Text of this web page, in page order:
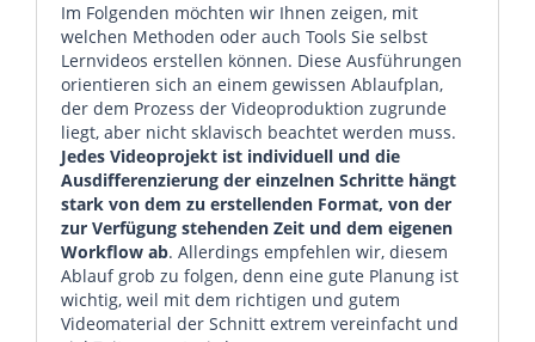
Im Folgenden möchten wir Ihnen zeigen, mit
welchen Methoden oder auch Tools Sie selbst
Lernvideos erstellen können. Diese Ausführungen
orientieren sich an einem gewissen Ablaufplan,
der dem Prozess der Videoproduktion zugrunde
liegt, aber nicht sklavisch beachtet werden muss.
Jedes Videoprojekt ist individuell und die
Ausdifferenzierung der einzelnen Schritte hängt
stark von dem zu erstellenden Format, von der
zur Verfügung stehenden Zeit und dem eigenen
Workflow ab. Allerdings empfehlen wir, diesem
Ablauf grob zu folgen, denn eine gute Planung ist
wichtig, weil mit dem richtigen und gutem
Videomaterial der Schnitt extrem vereinfacht und